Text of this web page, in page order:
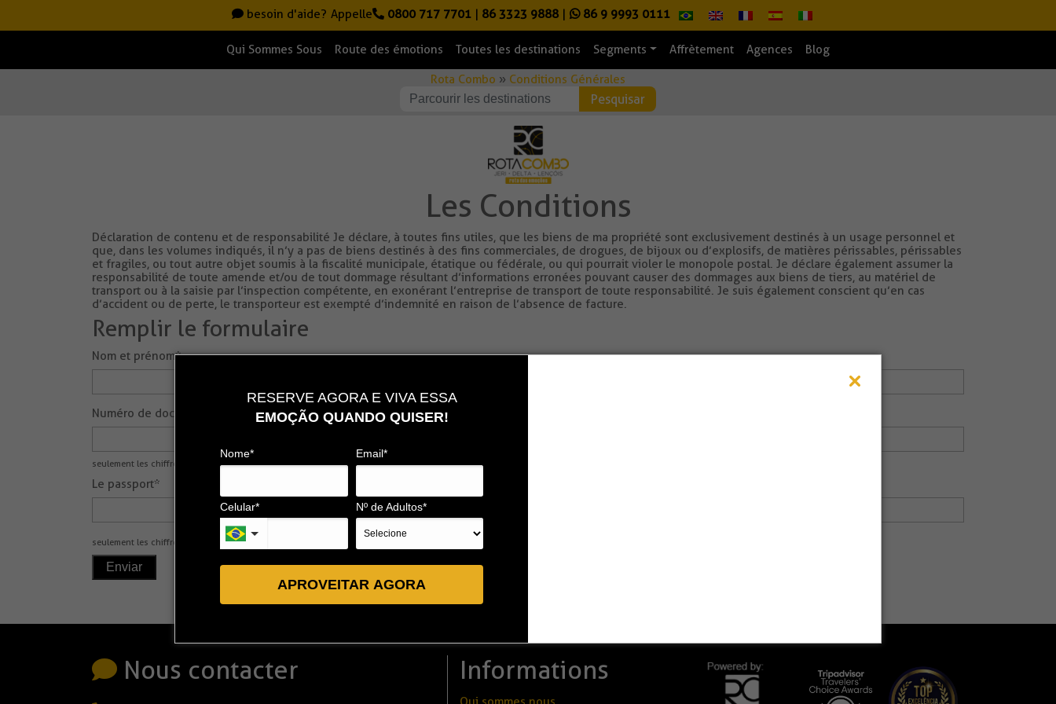
RESERVE AGORA E VIVA ESSA
EMOÇÃO QUANDO QUISER!
Nome* Email*
Celular* Nº de Adultos*
APROVEITAR AGORA
besoin d'aide? Appelle 0800 717 7701| 86 3323 9888| 86 9 9993 0111
Qui Sommes Sous Route des émotions Toutes les destinations Segments Affrètement Agences Blog
Rota Combo » Conditions Générales
Les Conditions
Déclaration de contenu et de responsabilité Je déclare, à toutes fins utiles, que les biens de ma propriété sont exclusivement destinés à un usage personnel et
que, dans les volumes indiqués, il n’y a pas de biens destinés à des fins commerciales, de drogues, de bijoux ou d’explosifs, de matières périssables, périssables
et fragiles, ou tout autre objet soumis à la fiscalité municipale, étatique ou fédérale, ou qui pourrait violer le monopole postal. Je déclare également assumer la
responsabilité de toute amende et/ou de tout dommage résultant d’informations erronées pouvant causer des dommages aux biens de tiers, au matériel de
transport ou à la saisie par l’inspection compétente, en exonérant l’entreprise de transport de toute responsabilité. Je suis également conscient qu’en cas
d’accident ou de perte, le transporteur est exempté d’indemnité en raison de l’absence de facture.
Remplir le formulaire
Nom et prénom*
Numéro de document*
seulement les chiffres
Le passport*
seulement les chiffres
Nous contacter Informations